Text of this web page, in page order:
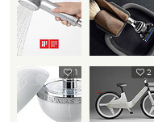
1 2